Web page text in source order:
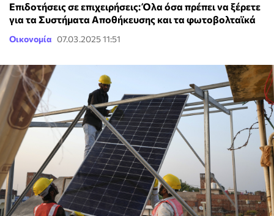
Επιδοτήσεις σε επιχειρήσεις: Όλα όσα πρέπει να ξέρετε
για τα Συστήματα Αποθήκευσης και τα φωτοβολταϊκά
Οικονομία 07.03.2025 11:51